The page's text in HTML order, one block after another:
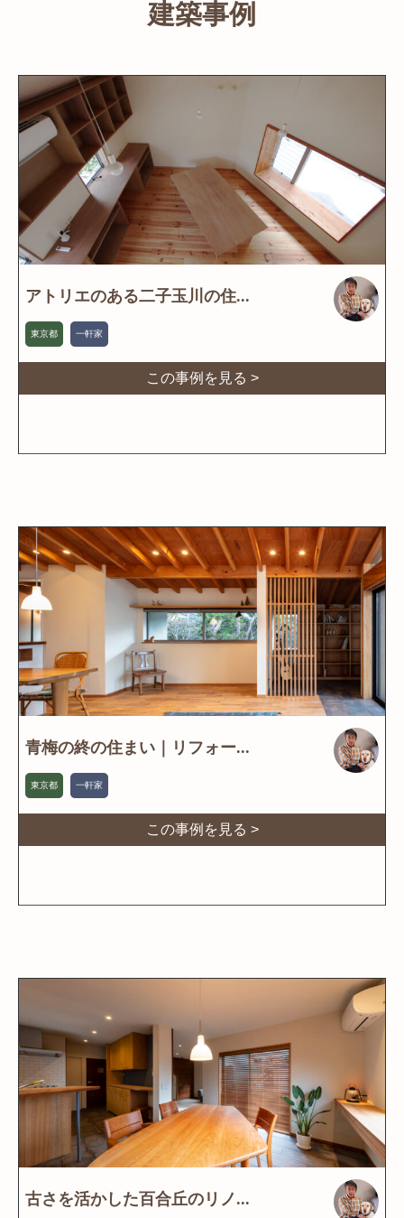
建築事例
アトリエのある二子玉川の住...
東京都 一軒家
この事例を見る >
青梅の終の住まい｜リフォー...
東京都 一軒家
この事例を見る >
古さを活かした百合丘のリノ...